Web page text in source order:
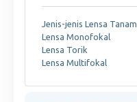
Jenis-jenis Lensa Tanam
Lensa Monofokal
Lensa Torik
Lensa Multifokal